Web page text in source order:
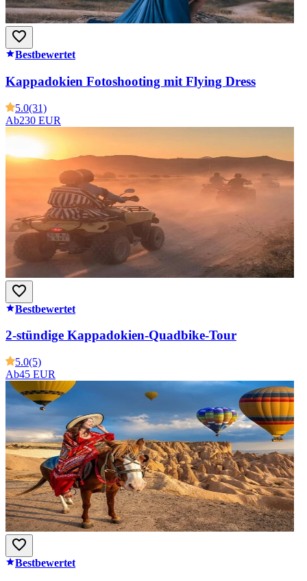
Bestbewertet
Kappadokien Fotoshooting mit Flying Dress
5.0(31)
Ab230 EUR
Bestbewertet
2-stündige Kappadokien-Quadbike-Tour
5.0(5)
Ab45 EUR
Bestbewertet